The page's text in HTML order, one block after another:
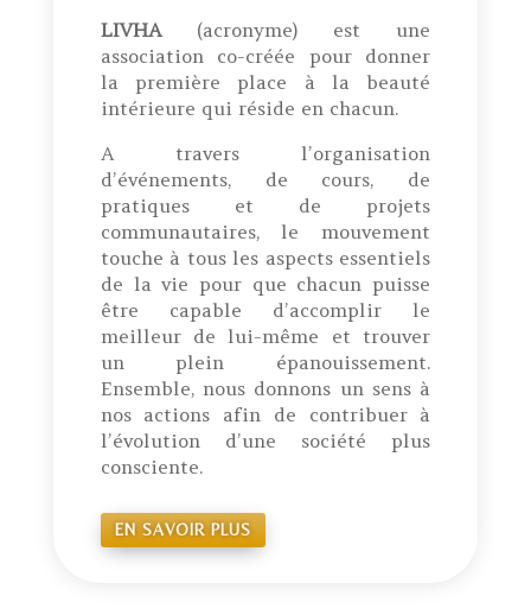
LIVHA(acronyme) est une
association co-créée pour donner
la première place à la beauté
intérieure qui réside en chacun.
A travers l’organisation
d’événements, de cours, de
pratiques et de projets
communautaires, le mouvement
touche à tous les aspects essentiels
de la vie pour que chacun puisse
être capable d’accomplir le
meilleur de lui-même et trouver
un plein épanouissement.
Ensemble, nous donnons un sens à
nos actions afin de contribuer à
l’évolution d’une société plus
consciente.
EN SAVOIR PLUS